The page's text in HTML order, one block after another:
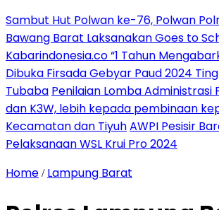
Sambut Hut Polwan ke-76, Polwan
Bawang Barat Laksanakan Goes to
Kabarindonesia.co “1 Tahun
Dibuka Firsada Gebyar Paud 2024
Tubaba Penilaian Lomba Administrasi
dan K3W, lebih kepada pembinaan
Kecamatan dan TiyuhAWPI Pesisir
Pelaksanaan WSL Krui Pro 2024
Home / Lampung Barat